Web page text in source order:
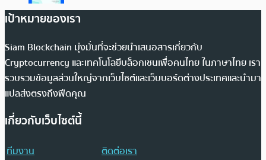
เป้าหมายของเรา
Siam Blockchain มุ่งมั่นที่จะช่วยนำเสนอสารเกี่ยวกับ
Cryptocurrency และเทคโนโลยีบล็อกเชนเพื่อคนไทย ในภาษาไทย เรา
รวบรวมข้อมูลส่วนใหญ่จากเว็บไซต์และเว็บบอร์ดต่างประเทศและนำมา
แปลส่งตรงถึงฟีดคุณ
เกี่ยวกับเว็บไซต์นี้
ทีมงาน
ติดต่อเรา